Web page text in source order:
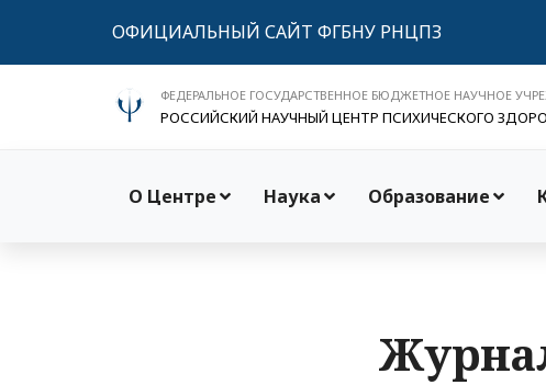
ОФИЦИАЛЬНЫЙ САЙТ ФГБНУ РНЦПЗ
ФЕДЕРАЛЬНОЕ ГОСУДАРСТВЕННОЕ БЮДЖЕТНОЕ НАУЧНОЕ
РОССИЙСКИЙ НАУЧНЫЙ ЦЕНТР ПСИХИЧЕСКОГО
О Центре Наука Образование